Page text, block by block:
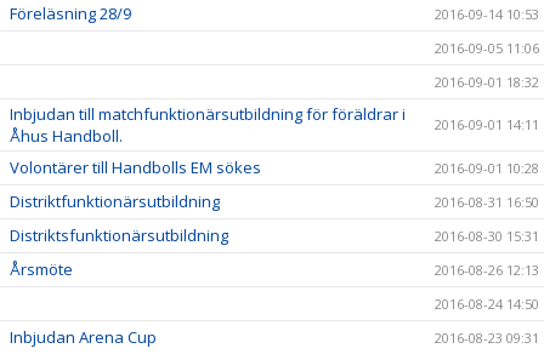
Föreläsning 28/9
2016-09-14 10:53
2016-09-05 11:06
2016-09-01 18:32
Inbjudan till matchfunktionärsutbildning för föräldrar i
Åhus Handboll.
2016-09-01 14:11
Volontärer till Handbolls EM sökes 2016-09-01 10:28
Distriktfunktionärsutbildning 2016-08-31 16:50
Distriktsfunktionärsutbildning 2016-08-30 15:31
Årsmöte
2016-08-26 12:13
2016-08-24 14:50
Inbjudan Arena Cup 2016-08-23 09:31